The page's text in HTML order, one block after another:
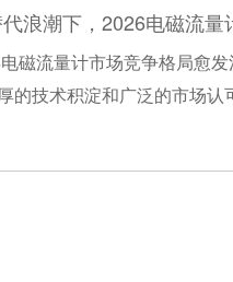
浪潮下，2026电磁流
磁流量计市场竞争格局愈
的技术积淀和广泛的市场认